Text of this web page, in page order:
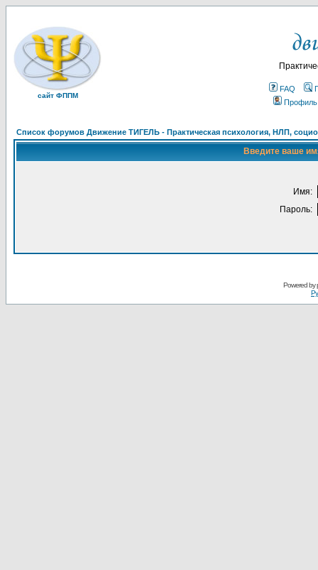
сайт ФППМ
FAQ
Профиль
Список форумов Движение ТИГЕЛЬ - Практическая психология, НЛП,
Введите ваше
Имя:
Пароль:
Powered by